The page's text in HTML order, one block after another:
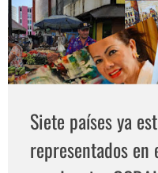
Siete países ya
representados